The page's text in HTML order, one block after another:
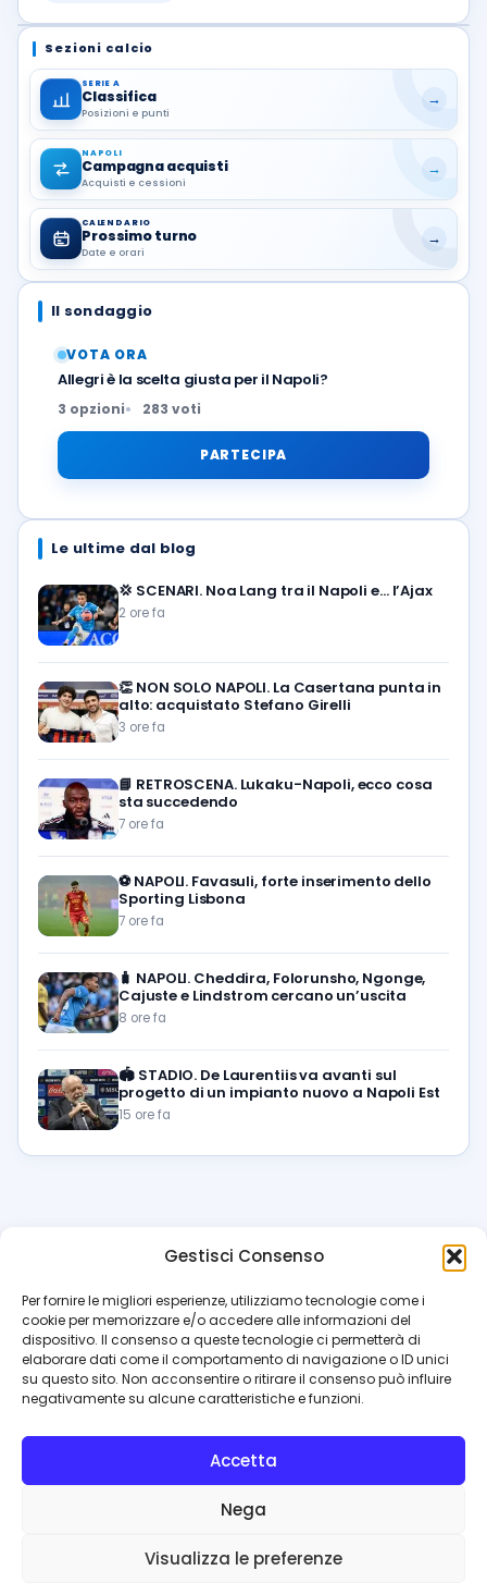
Gestisci Consenso
Per fornire le migliori esperienze, utilizziamo tecnologie come i
cookie per memorizzare e/o accedere alle informazioni del
dispositivo. Il consenso a queste tecnologie ci permetterà di
elaborare dati come il comportamento di navigazione o ID unici
su questo sito. Non acconsentire o ritirare il consenso può influire
negativamente su alcune caratteristiche e funzioni.
Accetta
Nega
Visualizza le preferenze
Sezioni calcio
SERIE A
Classifica
Posizioni e punti
→
NAPOLI
Campagna acquisti
Acquisti e cessioni
→
CALENDARIO
Prossimo turno
Date e orari
→
Il sondaggio
VOTA ORA
Allegri è la scelta giusta per il Napoli?
3 opzioni 283 voti
PARTECIPA
Le ultime dal blog
💢 SCENARI. Noa Lang tra il Napoli e… l’Ajax
2 ore fa
👏 NON SOLO NAPOLI. La Casertana punta in
alto: acquistato Stefano Girelli
3 ore fa
📘 RETROSCENA. Lukaku-Napoli, ecco cosa
sta succedendo
7 ore fa
⚽️ NAPOLI. Favasuli, forte inserimento dello
Sporting Lisbona
7 ore fa
🧳 NAPOLI. Cheddira, Folorunsho, Ngonge,
Cajuste e Lindstrom cercano un’uscita
8 ore fa
🏟️ STADIO. De Laurentiis va avanti sul
progetto di un impianto nuovo a Napoli Est
15 ore fa
azzurrissimo.it
Il blog di riferimento per i tifosi del Napoli. News, interviste,
pagelle e calciomercato. Testata giornalistica registrata
al Tribunale di Napoli (n. 48 dell’08/10/2012). Direttore Luca
Perillo
INFO
Contattaci